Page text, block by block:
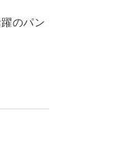
のパン